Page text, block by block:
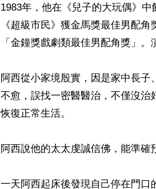
1983年，他在《兒子的大玩偶》
《超級市民》獲金馬獎最佳男配
「金鐘獎戲劇類最佳男配角獎」
阿西從小家境殷實，因是家中長
不愈，誤找一密醫醫治，不僅沒治
恢復正常生活。
阿西說他的太太虔誠信佛，能準確
一天阿西起床後發現自己停在門口